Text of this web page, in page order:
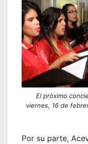
El próximo
viernes, 16 de
Por su parte,